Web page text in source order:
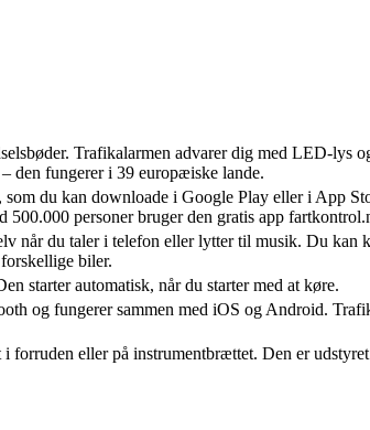
Trafikalarmen advarer dig med LED-lys
den fungerer i 39 europæiske lande.
du kan downloade i Google Play eller i App
personer bruger den gratis app
når du taler i telefon eller lytter til musik. Du kan
biler.
starter automatisk, når du starter med at køre.
og fungerer sammen med iOS og Android.
eller på instrumentbrættet. Den er